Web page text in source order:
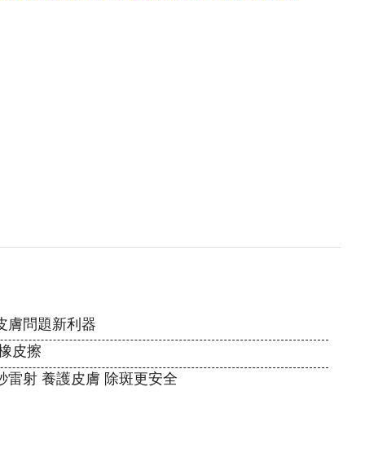
膚問題新利器
皮擦
雷射 養護皮膚 除斑更安全